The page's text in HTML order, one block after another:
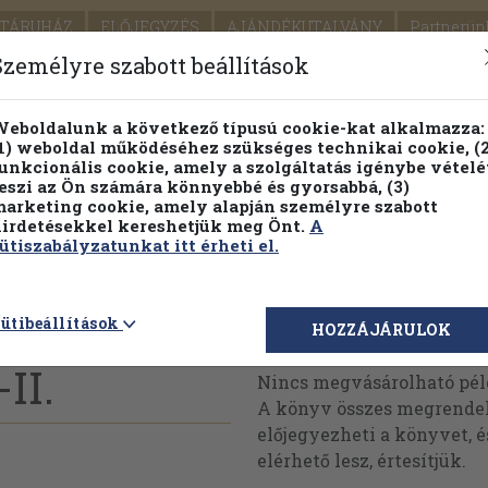
ELŐJEGYZÉS AJÁNDÉKUTALVÁNY
SEGÍTSÉG
PILLANATNYI ÁRAINK FENNTARTHATÓ
Részletes kereső Témaköri fa
a
Megvásárolható
Nincs megvásárolható
A könyv összes
előjegyezheti a könyvet,
elérhető lesz, értesítjük.
szabott beállítások
a következő típusú cookie-kat alkalmazza:
weboldal működéséhez szükséges technikai cookie,
cookie, amely a szolgáltatás igénybe
az Ön számára könnyebbé és gyorsabbá, (3)
cookie, amely alapján személyre szabott
kereshetjük meg Önt. A
itt érheti el.
HOZZÁJÁRULOK